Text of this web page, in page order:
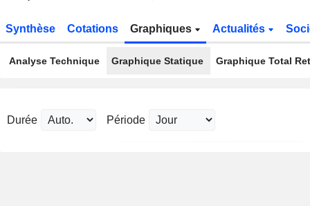
Synthèse Cotations Graphiques Actualités
Analyse Technique Graphique Statique Graphique Total
Durée Période